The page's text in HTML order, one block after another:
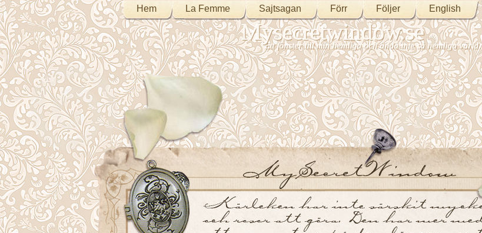
Hem La Femme Sajtsagan Förr Följer English
Mysecretwindow.se
Ett fönster till min hemliga och ändå inte så hemliga värld.